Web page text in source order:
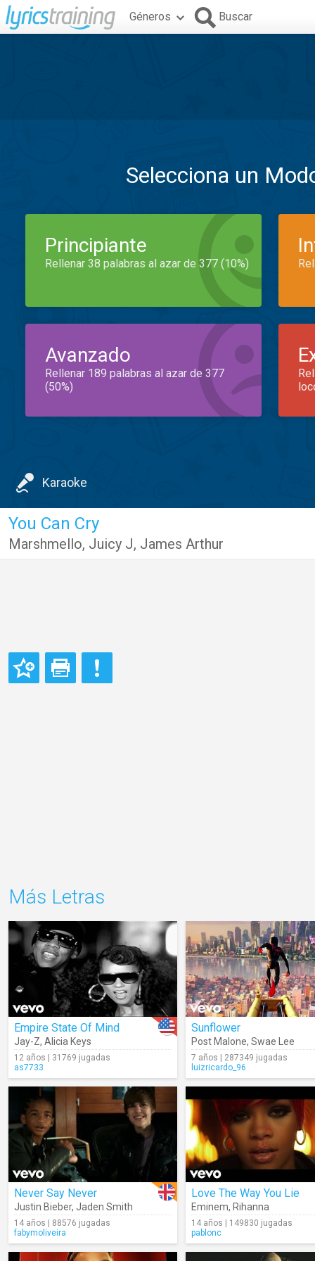
Géneros Buscar
Selecciona un
Principiante
Rellenar 38 palabras al azar de 377 (10%)
Avanzado
Rellenar 189 palabras al azar de 377
(50%)
Karaoke
You Can Cry
Marshmello, Juicy J, James Arthur
Más Letras
Empire State Of Mind
Jay-Z, Alicia Keys
12 años | 31769 jugadas
as7733
Sunflower
Post Malone, Swae Lee
7 años | 287349 jugadas
luizricardo_96
Never Say Never
Justin Bieber, Jaden Smith
14 años | 88576 jugadas
fabymoliveira
Love The Way You Lie
Eminem, Rihanna
14 años | 149830 jugadas
pablonc